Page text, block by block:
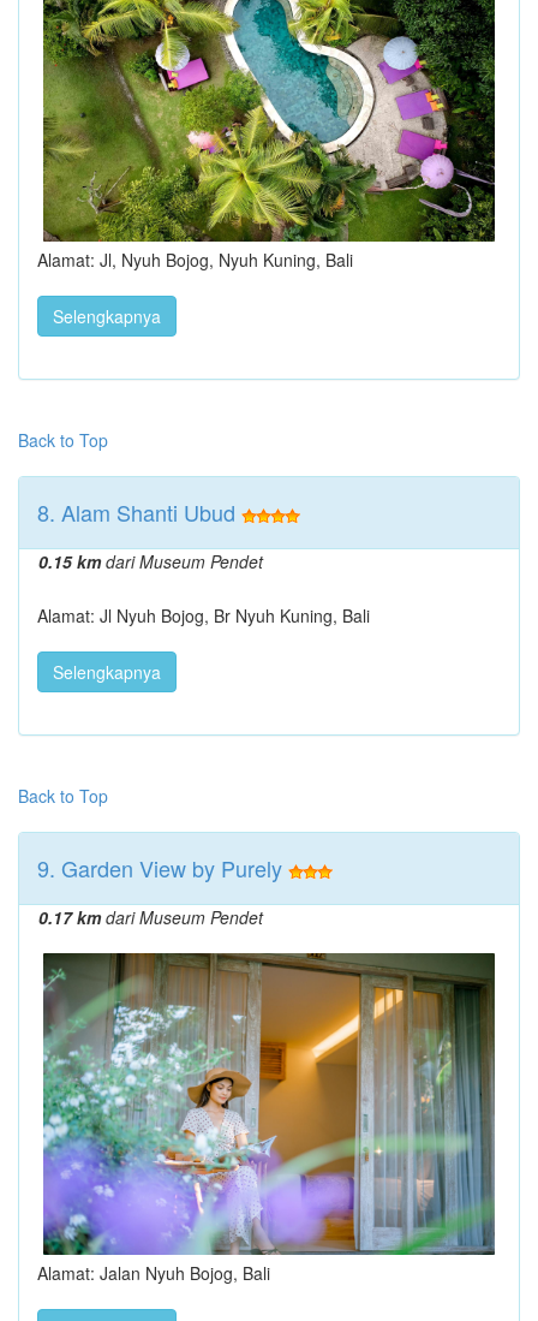
Alamat: Jl, Nyuh Bojog, Nyuh Kuning, Bali
Selengkapnya
Back to Top
8. Alam Shanti Ubud
0.15 kmdari Museum Pendet
Alamat: Jl Nyuh Bojog, Br Nyuh Kuning, Bali
Selengkapnya
Back to Top
9. Garden View by Purely
0.17 kmdari Museum Pendet
Alamat: Jalan Nyuh Bojog, Bali